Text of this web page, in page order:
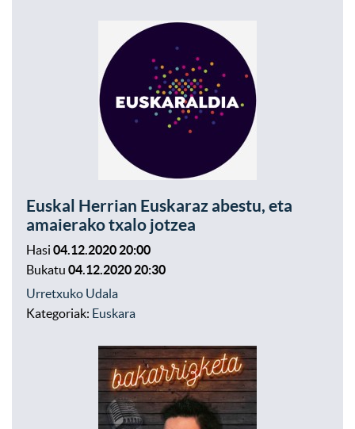
Euskal Herrian Euskaraz abestu, eta
amaierako txalo jotzea
Hasi 04.12.2020 20:00
Bukatu 04.12.2020 20:30
Urretxuko Udala
Kategoriak: Euskara